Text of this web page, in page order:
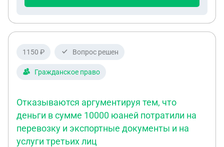
1150 ₽ Вопрос решен
Гражданское право
Отказываются аргументируя тем, что
деньги в сумме 10000 юаней потратили на
перевозку и экспортные документы и на
услуги третьих лиц